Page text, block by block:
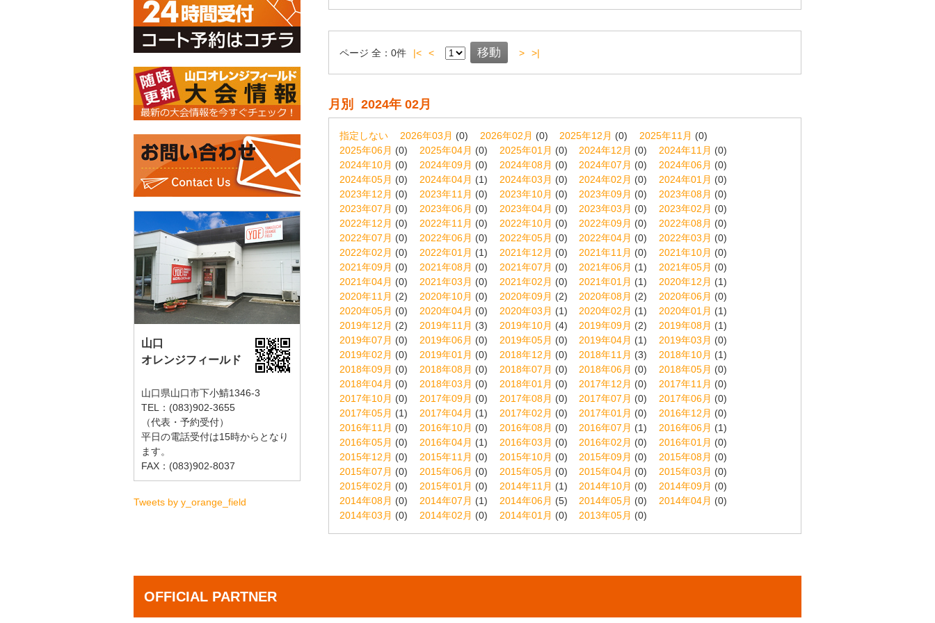
ページ 全： 0件 |< < > >|
月別 2024年 02月
指定しない 2026年03月 (0) 2026年02月 (0) 2025年12月 (0) 2025年11月 (0)
2025年06月 (0) 2025年04月 (0) 2025年01月 (0) 2024年12月 (0) 2024年11月 (0)
2024年10月 (0) 2024年09月 (0) 2024年08月 (0) 2024年07月 (0) 2024年06月 (0)
2024年05月 (0) 2024年04月 (1) 2024年03月 (0) 2024年02月 (0) 2024年01月 (0)
2023年12月 (0) 2023年11月 (0) 2023年10月 (0) 2023年09月 (0) 2023年08月 (0)
2023年07月 (0) 2023年06月 (0) 2023年04月 (0) 2023年03月 (0) 2023年02月 (0)
2022年12月 (0) 2022年11月 (0) 2022年10月 (0) 2022年09月 (0) 2022年08月 (0)
2022年07月 (0) 2022年06月 (0) 2022年05月 (0) 2022年04月 (0) 2022年03月 (0)
2022年02月 (0) 2022年01月 (1) 2021年12月 (0) 2021年11月 (0) 2021年10月 (0)
2021年09月 (0) 2021年08月 (0) 2021年07月 (0) 2021年06月 (1) 2021年05月 (0)
2021年04月 (0) 2021年03月 (0) 2021年02月 (0) 2021年01月 (1) 2020年12月 (1)
2020年11月 (2) 2020年10月 (0) 2020年09月 (2) 2020年08月 (2) 2020年06月 (0)
2020年05月 (0) 2020年04月 (0) 2020年03月 (1) 2020年02月 (1) 2020年01月 (1)
2019年12月 (2) 2019年11月 (3) 2019年10月 (4) 2019年09月 (2) 2019年08月 (1)
2019年07月 (0) 2019年06月 (0) 2019年05月 (0) 2019年04月 (1) 2019年03月 (0)
2019年02月 (0) 2019年01月 (0) 2018年12月 (0) 2018年11月 (3) 2018年10月 (1)
2018年09月 (0) 2018年08月 (0) 2018年07月 (0) 2018年06月 (0) 2018年05月 (0)
2018年04月 (0) 2018年03月 (0) 2018年01月 (0) 2017年12月 (0) 2017年11月 (0)
2017年10月 (0) 2017年09月 (0) 2017年08月 (0) 2017年07月 (0) 2017年06月 (0)
2017年05月 (1) 2017年04月 (1) 2017年02月 (0) 2017年01月 (0) 2016年12月 (0)
2016年11月 (0) 2016年10月 (0) 2016年08月 (0) 2016年07月 (1) 2016年06月 (1)
2016年05月 (0) 2016年04月 (1) 2016年03月 (0) 2016年02月 (0) 2016年01月 (0)
2015年12月 (0) 2015年11月 (0) 2015年10月 (0) 2015年09月 (0) 2015年08月 (0)
2015年07月 (0) 2015年06月 (0) 2015年05月 (0) 2015年04月 (0) 2015年03月 (0)
2015年02月 (0) 2015年01月 (0) 2014年11月 (1) 2014年10月 (0) 2014年09月 (0)
2014年08月 (0) 2014年07月 (1) 2014年06月 (5) 2014年05月 (0) 2014年04月 (0)
2014年03月 (0) 2014年02月 (0) 2014年01月 (0) 2013年05月 (0)
山口
オレンジフィールド
山口県山口市下小鯖1346-3
TEL：(083)902-3655
（代表・予約受付）
平日の電話受付は15時からとなり
ます。
FAX：(083)902-8037
Tweets by y_orange_field
OFFICIAL PARTNER